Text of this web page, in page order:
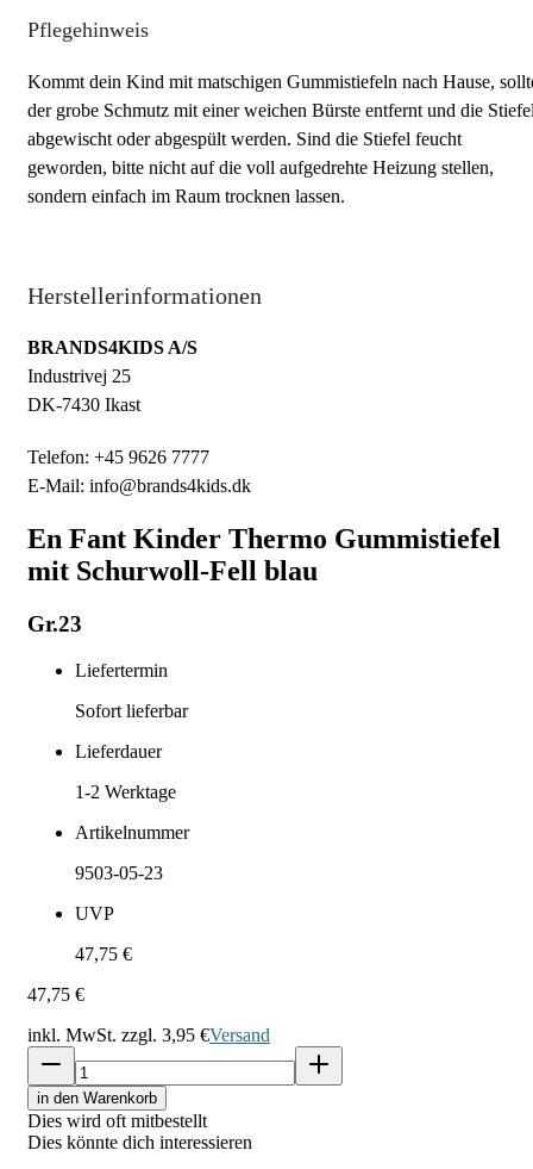
Pflegehinweis
Kommt dein Kind mit matschigen Gummistiefeln nach Hause,
der grobe Schmutz mit einer weichen Bürste entfernt und die
abgewischt oder abgespült werden. Sind die Stiefel feucht
geworden, bitte nicht auf die voll aufgedrehte Heizung stellen,
sondern einfach im Raum trocknen lassen.
Herstellerinformationen
BRANDS4KIDS A/S
Industrivej 25
DK-7430 Ikast
Telefon: +45 9626 7777
E-Mail: info@brands4kids.dk
En Fant Kinder Thermo Gummistiefel
mit Schurwoll-Fell blau
Gr.23
Liefertermin
Sofort lieferbar
Lieferdauer
1-2 Werktage
Artikelnummer
9503-05-23
UVP
47,75 €
47,75 €
inkl. MwSt. zzgl. 3,95 €Versand
in den Warenkorb
Dies wird oft mitbestellt
Dies könnte dich interessieren